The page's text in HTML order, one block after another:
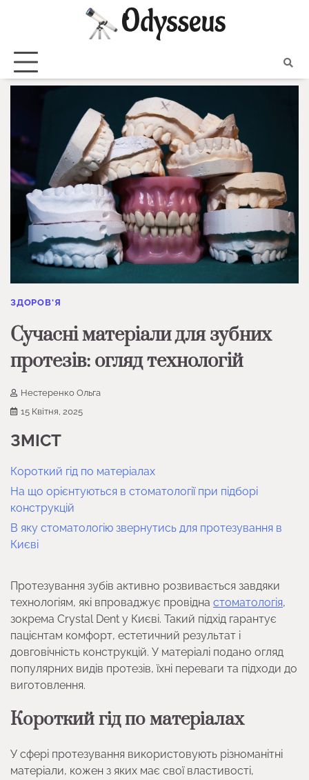
ЗДОРОВ'Я
Сучасні матеріали для зубних
протезів: огляд технологій
Нестеренко Ольга
15 Квітня, 2025
ЗМІСТ
Короткий гід по матеріалах
На що орієнтуються в стоматології при підборі
конструкцій
В яку стоматологію звернутись для протезування в
Києві
Протезування зубів активно розвивається завдяки
технологіям, які впроваджує провідна стоматологія,
зокрема Crystal Dent у Києві. Такий підхід гарантує
пацієнтам комфорт, естетичний результат і
довговічність конструкцій. У матеріалі подано огляд
популярних видів протезів, їхні переваги та підходи до
виготовлення.
Короткий гід по матеріалах
У сфері протезування використовують різноманітні
матеріали, кожен з яких має свої властивості,